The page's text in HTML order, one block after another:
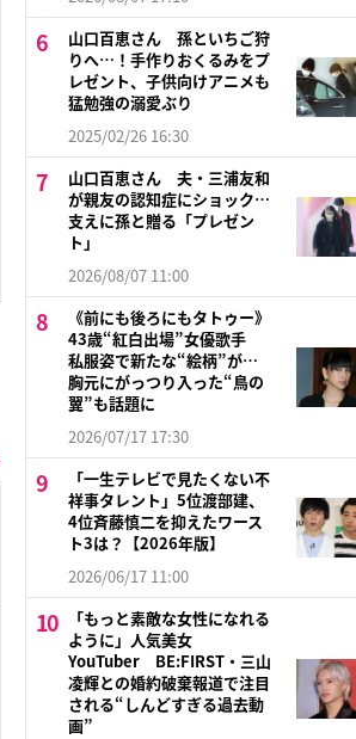
山口百恵さん 孫といちご狩
りへ…！手作りおくるみをプ
レゼント、子供向けアニメも
猛勉強の溺愛ぶり
2025/02/26 16:30
山口百恵さん 夫・三浦友和
が親友の認知症にショック…
支えに孫と贈る「プレゼン
ト」
2026/08/07 11:00
《前にも後ろにもタトゥー》
43歳“紅白出場”女優歌手
私服姿で新たな“絵柄”が…
胸元にがっつり入った“鳥の
翼”も話題に
2026/07/17 17:30
「一生テレビで見たくない不
祥事タレント」5位渡部建、
4位斉藤慎二を抑えたワース
ト3は？【2026年版】
2026/06/17 11:00
「もっと素敵な女性になれる
ように」人気美女
YouTuber BE:FIRST・三山
凌輝との婚約破棄報道で注目
される“しんどすぎる過去動
画”